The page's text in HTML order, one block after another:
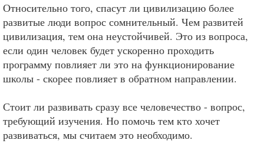
Относительно того, спасут ли цивилизацию более
развитые люди вопрос сомнительный. Чем развитей
цивилизация, тем она неустойчивей. Это из вопроса,
если один человек будет ускоренно проходить
программу повлияет ли это на функционирование
школы - скорее повлияет в обратном направлении.
Стоит ли развивать сразу все человечество - вопрос,
требующий изучения. Но помочь тем кто хочет
развиваться, мы считаем это необходимо.